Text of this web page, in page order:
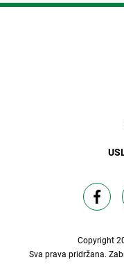
Copyright
Sva prava pridržana.